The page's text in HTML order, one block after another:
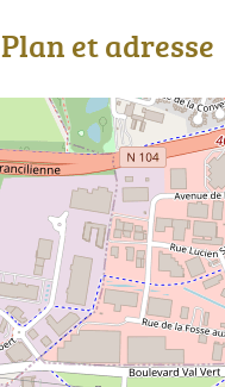
Plan et adresse